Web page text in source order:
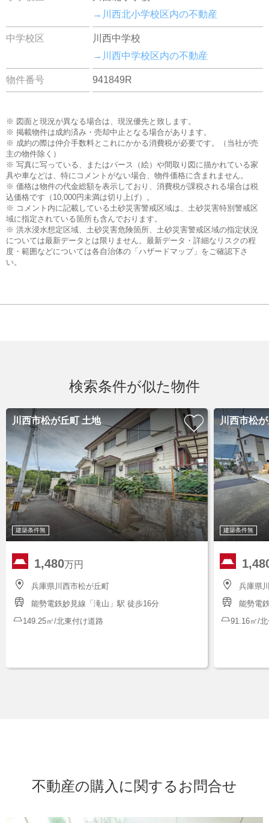
→川西北小学校区内の不動産
中学校区
川西中学校
→川西中学校区内の不動産
物件番号 941849R
※ 図面と現況が異なる場合は、現況優先と致します。
※ 掲載物件は成約済み・売却中止となる場合があります。
※ 成約の際は仲介手数料とこれにかかる消費税が必要です。（当社が売
主の物件除く）
※ 写真に写っている、またはパース（絵）や間取り図に描かれている家
具や車などは、特にコメントがない場合、物件価格に含まれません。
※ 価格は物件の代金総額を表示しており、消費税が課税される場合は税
込価格です（10,000円未満は切り上げ）。
※ コメント内に記載している土砂災害警戒区域は、土砂災害特別警戒区
域に指定されている箇所も含んでおります。
※ 洪水浸水想定区域、土砂災害危険箇所、土砂災害警戒区域の指定状況
については最新データとは限りません。最新データ・詳細なリスクの程
度・範囲などについては各自治体の「ハザードマップ」をご確認下さ
い。
検索条件が似た物件
川西市松が丘町 土地
建築条件無
1,480万円
兵庫県川西市松が丘町
能勢電鉄妙見線「滝山」駅 徒歩16分
149.25㎡/北東付け道路
川西市松
建築条件無
兵庫県
能勢電
91.16㎡/
不動産の購入に関するお問合せ